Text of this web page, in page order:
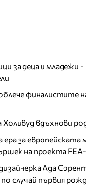
за деца и младежи -
финалистите
Холивуд вдъхнови
за европейската
на проекта FEA-
Ада
по случай първия